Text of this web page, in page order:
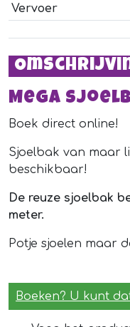
Vervoer
Mega
Boek direct online!
Sjoelbak van maar
beschikbaar!
De reuze sjoelbak
meter.
Potje sjoelen maar
Boeken? U kunt